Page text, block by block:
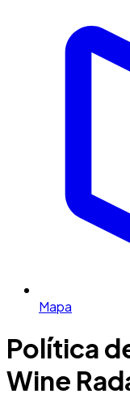
Mapa
Política
Wine